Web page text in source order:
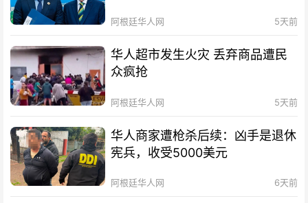
阿根廷华人网 5天前
华人超市发生火灾 丢弃商品遭民
众疯抢
阿根廷华人网 5天前
华人商家遭枪杀后续：凶手是退休
宪兵，收受5000美元
阿根廷华人网 6天前